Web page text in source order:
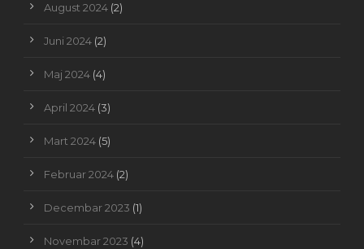
August 2024 (2)
Juni 2024 (2)
Maj 2024 (4)
April 2024 (3)
Mart 2024 (5)
Februar 2024 (2)
Decembar 2023 (1)
Novembar 2023 (4)